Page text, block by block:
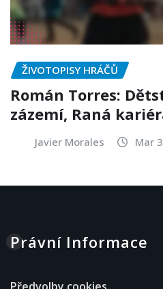
ŽIVOTOPISY HRÁČŮ
Román Torres:
zázemí, Raná
Javier Morales Mar
Právní Informace